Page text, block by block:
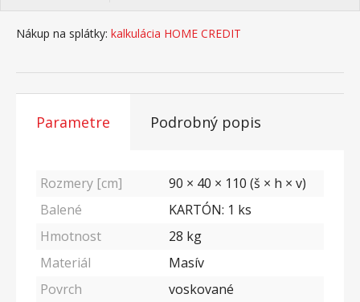
Nákup na splátky: kalkulácia HOME CREDIT
Parametre Podrobný popis
Rozmery [cm]
90 × 40 × 110 (š × h × v)
Balené
KARTÓN: 1 ks
Hmotnost
28 kg
Materiál
Masív
Povrch
voskované